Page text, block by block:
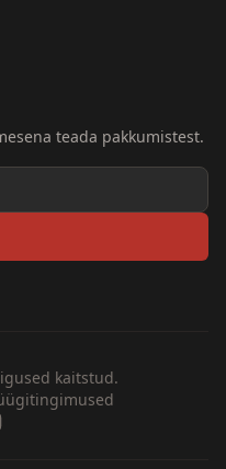
teada pakkumistest.
kaitstud.